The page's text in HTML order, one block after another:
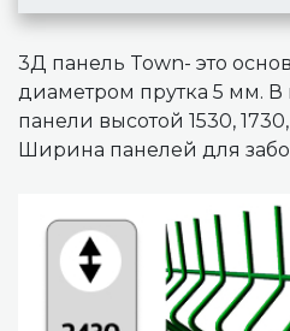
3Д панель Town- это
диаметром прутка 5 мм. В
панели высотой 1530,
Ширина панелей для